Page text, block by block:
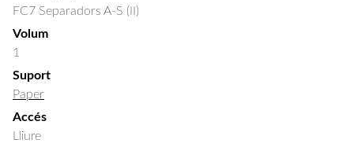
FC7 Separadors A-S (II)
Volum
1
Suport
Paper
Accés
Lliure